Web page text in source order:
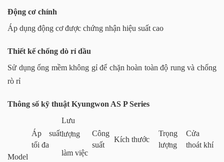
Động cơ chính
Áp dụng động cơ được chứng nhận hiệu suất cao
Thiết kế chống dò rỉ dầu
Sử dụng ống mềm không gỉ để chặn hoàn toàn độ rung và chống
rò rỉ
Thông số kỹ thuật Kyungwon AS P Series
Model
Áp suất
tối đa
Lưu
lượng
làm việc
Công
suất
Kích thước
Trọng
lượng
Cửa
thoát khí